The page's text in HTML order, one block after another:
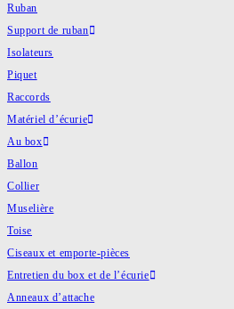
Ruban
Support de ruban
Isolateurs
Piquet
Raccords
Matériel d’écurie
Au box
Ballon
Collier
Muselière
Toise
Ciseaux et emporte-pièces
Entretien du box et de l’écurie
Anneaux d’attache